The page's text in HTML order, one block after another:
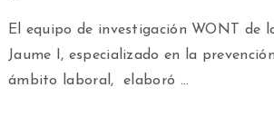
El equipo de investigación WONT de
Jaume I, especializado en la
ámbito laboral, elaboró …